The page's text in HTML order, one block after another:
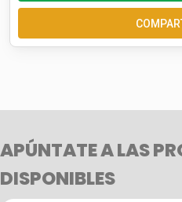
APÚNTATE A LAS
DISPONIBLES